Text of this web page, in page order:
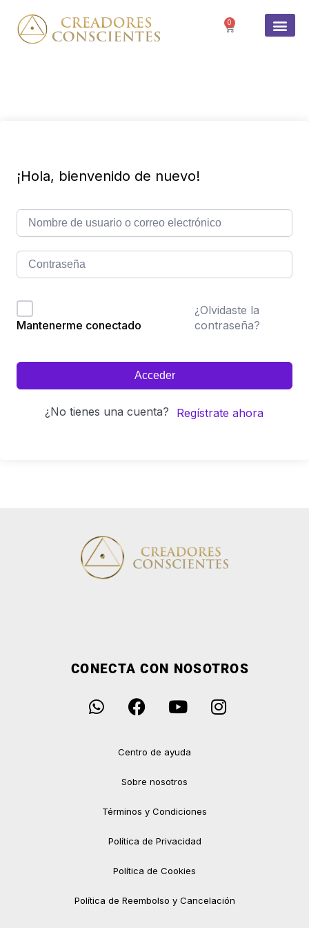
0
¡Hola, bienvenido de nuevo!
Mantenerme conectado
¿Olvidaste la
contraseña?
Acceder
¿No tienes una cuenta? Regístrate ahora
CONECTA CON NOSOTROS
Centro de ayuda
Sobre nosotros
Términos y Condiciones
Política de Privacidad
Política de Cookies
Política de Reembolso y Cancelación